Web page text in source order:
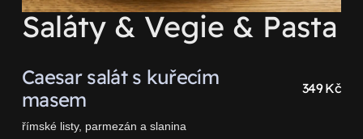
Saláty & Vegie & Pasta
Caesar salát s kuřecím
masem
349 Kč
římské listy, parmezán a slanina